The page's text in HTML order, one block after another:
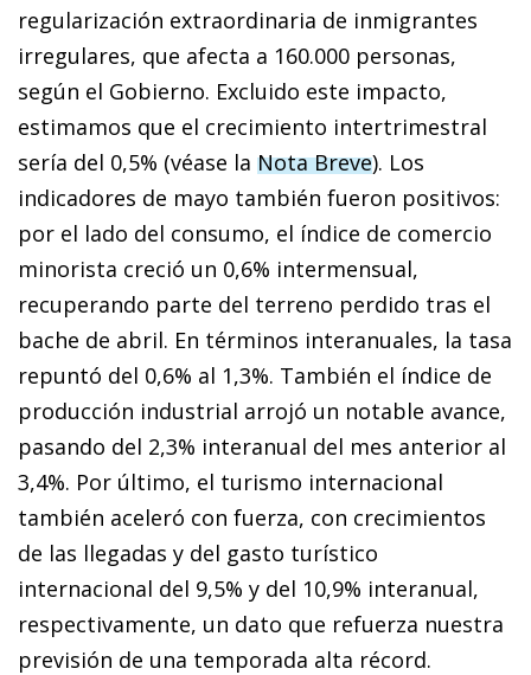
regularización extraordinaria de inmigrantes
irregulares, que afecta a 160.000 personas,
según el Gobierno. Excluido este impacto,
estimamos que el crecimiento intertrimestral
sería del 0,5% (véase la Nota Breve). Los
indicadores de mayo también fueron positivos:
por el lado del consumo, el índice de comercio
minorista creció un 0,6% intermensual,
recuperando parte del terreno perdido tras el
bache de abril. En términos interanuales, la tasa
repuntó del 0,6% al 1,3%. También el índice de
producción industrial arrojó un notable avance,
pasando del 2,3% interanual del mes anterior al
3,4%. Por último, el turismo internacional
también aceleró con fuerza, con crecimientos
de las llegadas y del gasto turístico
internacional del 9,5% y del 10,9% interanual,
respectivamente, un dato que refuerza nuestra
previsión de una temporada alta récord.